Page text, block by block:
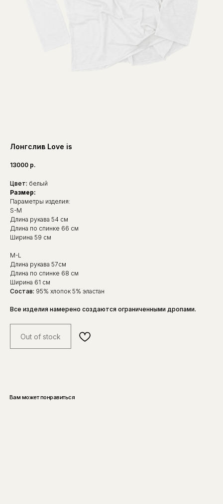
Лонгслив Love is
13000 р.
Цвет: белый
Размер:
Параметры изделия:
S-M
Длина рукава 54 см
Длина по спинке 66 см
Ширина 59 см
M-L
Длина рукава 57см
Длина по спинке 68 см
Ширина 61 см
Состав: 95% хлопок 5% эластан
Все изделия намерено создаются ограниченными дропами.
Out of stock
Вам может понравиться